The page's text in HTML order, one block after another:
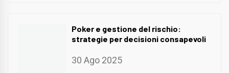
Poker e gestione del rischio:
strategie per decisioni consapevoli
30 Ago 2025